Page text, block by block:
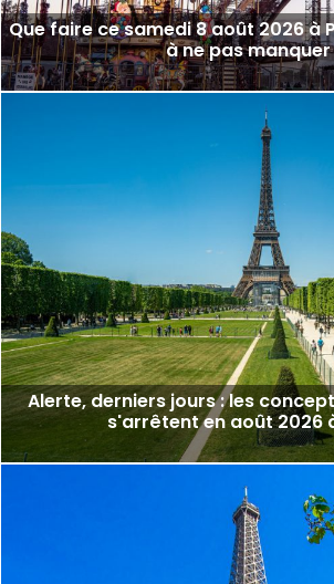
Que faire ce samedi 8 août 2026 à
à ne pas manquer
Alerte, derniers jours : les
s'arrêtent en août 2026